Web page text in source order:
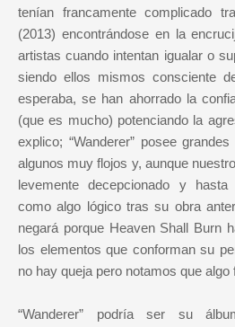
tenían francamente complicado
(2013) encontrándose en la
artistas cuando intentan igualar o
siendo ellos mismos consciente
esperaba, se han ahorrado la
(que es mucho) potenciando la
explico; “Wanderer” posee
algunos muy flojos y, aunque
levemente decepcionado y
como algo lógico tras su obra
negará porque Heaven Shall Burn
los elementos que conforman su
no hay queja pero notamos que algo
“Wanderer” podría ser su